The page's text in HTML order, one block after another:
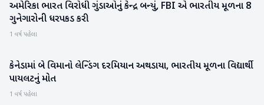
આંતરરાષ્ટ્રીય
અમેરિકા ભારત વિરોધી ગુંડાઓનું કેન્દ્ર બન્યું, FBI એ ભારતીય મૂળના 8
ગુનેગારોની ધરપકડ કરી
1 વર્ષ પહેલા
રાષ્ટ્રીય
કેનેડામાં બે વિમાનો લેન્ડિંગ દરમિયાન અથડાયા, ભારતીય મૂળના વિદ્યાર્થી
પાયલટનું મોત
1 વર્ષ પહેલા